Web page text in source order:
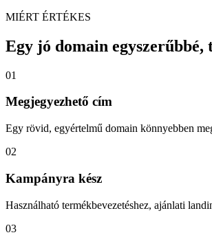
MIÉRT ÉRTÉKES
Egy jó domain egyszerűbbé,
01
Megjegyezhető cím
Egy rövid, egyértelmű domain könnyebben
02
Kampányra kész
Használható termékbevezetéshez, ajánlati
03